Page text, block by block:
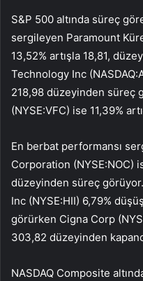
S&P 500 altında süreç
sergileyen Paramount
13,52% artışla 18,81,
Technology Inc (NASDAQ:
218,98 düzeyinden süreç
(NYSE:VFC) ise 11,39%
En berbat performansı
Corporation (NYSE:NOC)
düzeyinden süreç görüyor.
Inc (NYSE:HII) 6,79%
görürken Cigna Corp
303,82 düzeyinden
NASDAQ Composite